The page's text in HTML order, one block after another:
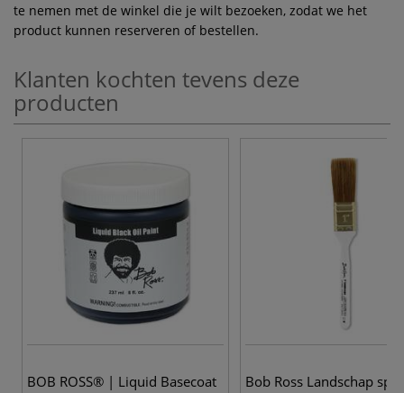
te nemen met de winkel die je wilt bezoeken, zodat we het
product kunnen reserveren of bestellen.
Klanten kochten tevens deze
producten
BOB ROSS® | Liquid Basecoat
Bob Ross Landschap